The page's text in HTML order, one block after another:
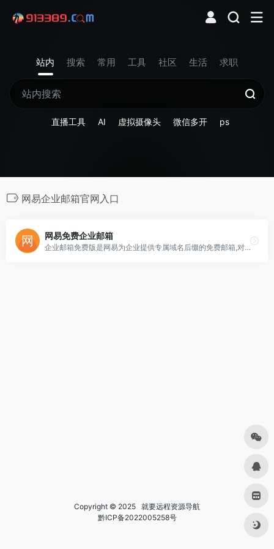
站内 搜索 常用 工具 社区 生活 求职
直播工具 AI 虚拟摄像头 微信多开 ps
网易企业邮箱官网入口
网易免费企业邮箱
企业邮箱免费版是网易为企业提供专属域名后缀的免费邮箱,对内提升企业内部协同及管理效率,对外提升企业专业商务形象,助力企业快速发展。收发稳定,安全无忧,立即免费注册。
Copyright © 2025 就要远程资源导航
黔ICP备2022005258号